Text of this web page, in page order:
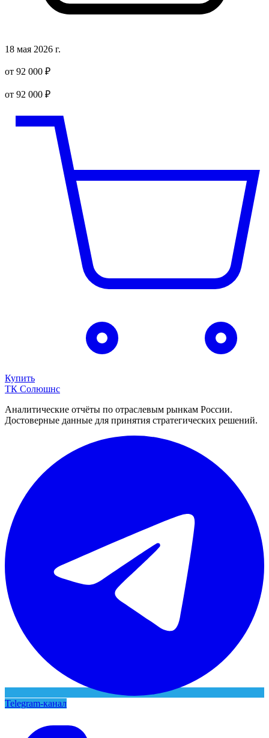
18 мая 2026 г.
от 92 000 ₽
от 92 000 ₽
Купить
ТК Солюшнс
Аналитические отчёты по отраслевым рынкам России.
Достоверные данные для принятия стратегических решений.
Telegram-канал